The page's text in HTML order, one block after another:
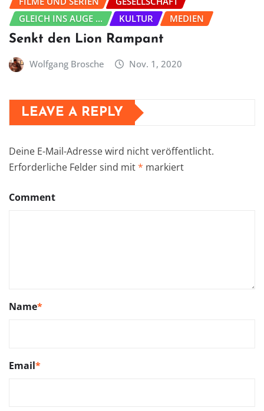
GLEICH INS AUGE ...
KULTUR MEDIEN
Senkt den Lion Rampant
Wolfgang Brosche Nov. 1, 2020
LEAVE A REPLY
Deine E-Mail-Adresse wird nicht veröffentlicht.
Erforderliche Felder sind mit* markiert
Comment
Name*
Email*